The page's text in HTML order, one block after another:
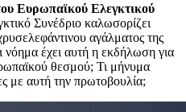
Ευρωπαϊκού Ελεγκτικού
Συνέδριο καλωσορίζει
αγάλματος της
έχει αυτή η εκδήλωση για
θεσμού; Τι μήνυμα
με αυτή την πρωτοβουλία;